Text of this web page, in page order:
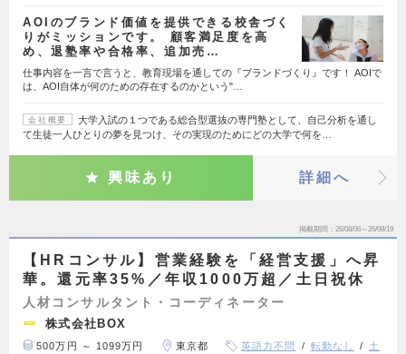
AOIのブランド価値を提供できる校舎づく
りがミッションです。 顧客満足度を高
め、退塾率や合格率、追加売…
仕事内容を一言で言うと、教育現場を通しての『ブランドづくり』です！ AOIで
は、AOI自体が何のための存在するのかという"…
会社概要
大学入試の１つである総合型選抜の専門塾として、自己分析を通し
て生徒一人ひとりの夢を見つけ、その実現のためにどの大学で何を…
興味あり 詳細へ
掲載期間 26/08/06～26/08/19
【HRコンサル】営業経験を「経営支援」へ昇
華。還元率35%／年収1000万超／土日祝休
人材コンサルタント・コーディネーター
株式会社BOX
500万円 ～ 1099万円 東京都 英語力不問 転勤なし
土